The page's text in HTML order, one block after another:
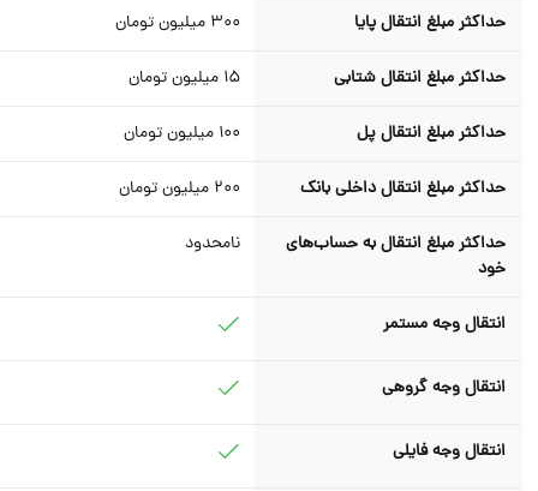
حداکثر مبلغ انتقال پایا میلیون تومان
حداکثر مبلغ انتقال شتابی میلیون تومان
حداکثر مبلغ انتقال پل میلیون تومان
حداکثر مبلغ انتقال داخلی بانک
حداکثر مبلغ انتقال به حساب‌های
نامحدود
انتقال وجه مستمر
انتقال وجه گروهی
انتقال وجه فایلی